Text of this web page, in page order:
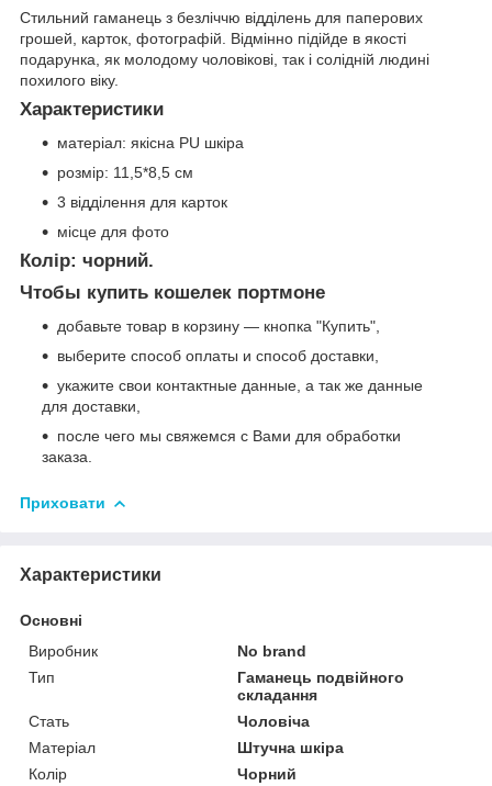
Стильний гаманець з безліччю відділень для паперових
грошей, карток, фотографій. Відмінно підійде в якості
подарунка, як молодому чоловікові, так і солідній людині
похилого віку.
Характеристики
матеріал: якісна PU шкіра
розмір: 11,5*8,5 см
3 відділення для карток
місце для фото
Колір: чорний.
Чтобы купить кошелек портмоне
добавьте товар в корзину ― кнопка "Купить",
выберите способ оплаты и способ доставки,
укажите свои контактные данные, а так же данные
для доставки,
после чего мы свяжемся с Вами для обработки
заказа.
Приховати
Характеристики
Основні
Виробник
No brand
Тип
Гаманець подвійного
складання
Стать
Чоловіча
Матеріал
Штучна шкіра
Колір
Чорний